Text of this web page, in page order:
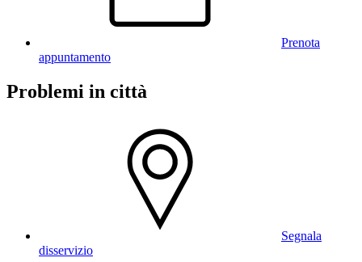
Prenota
appuntamento
Problemi in città
Segnala
disservizio